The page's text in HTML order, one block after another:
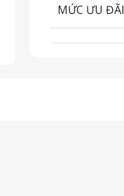
MỨC ƯU ĐÃI